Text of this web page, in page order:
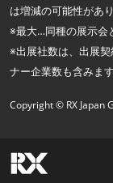
は増減の可能性があり
※最大…同種の展示会
※出展社数は、出展
ナー企業数も含みます
Copyright © RX Japan